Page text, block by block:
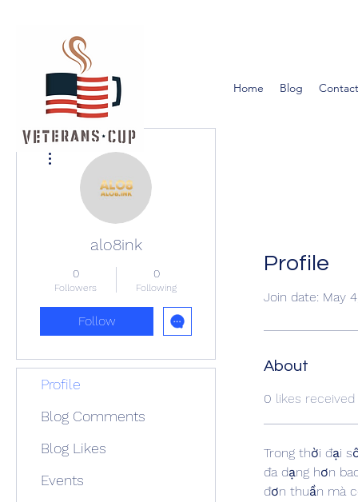
Home Blog
Profile
Join date: May
About
0 likes received
Trong thời đại
đa dạng hơn
đơn thuần mà
alo8ink
0
Followers
0
Following
Follow
Profile
Blog Comments
Blog Likes
Events